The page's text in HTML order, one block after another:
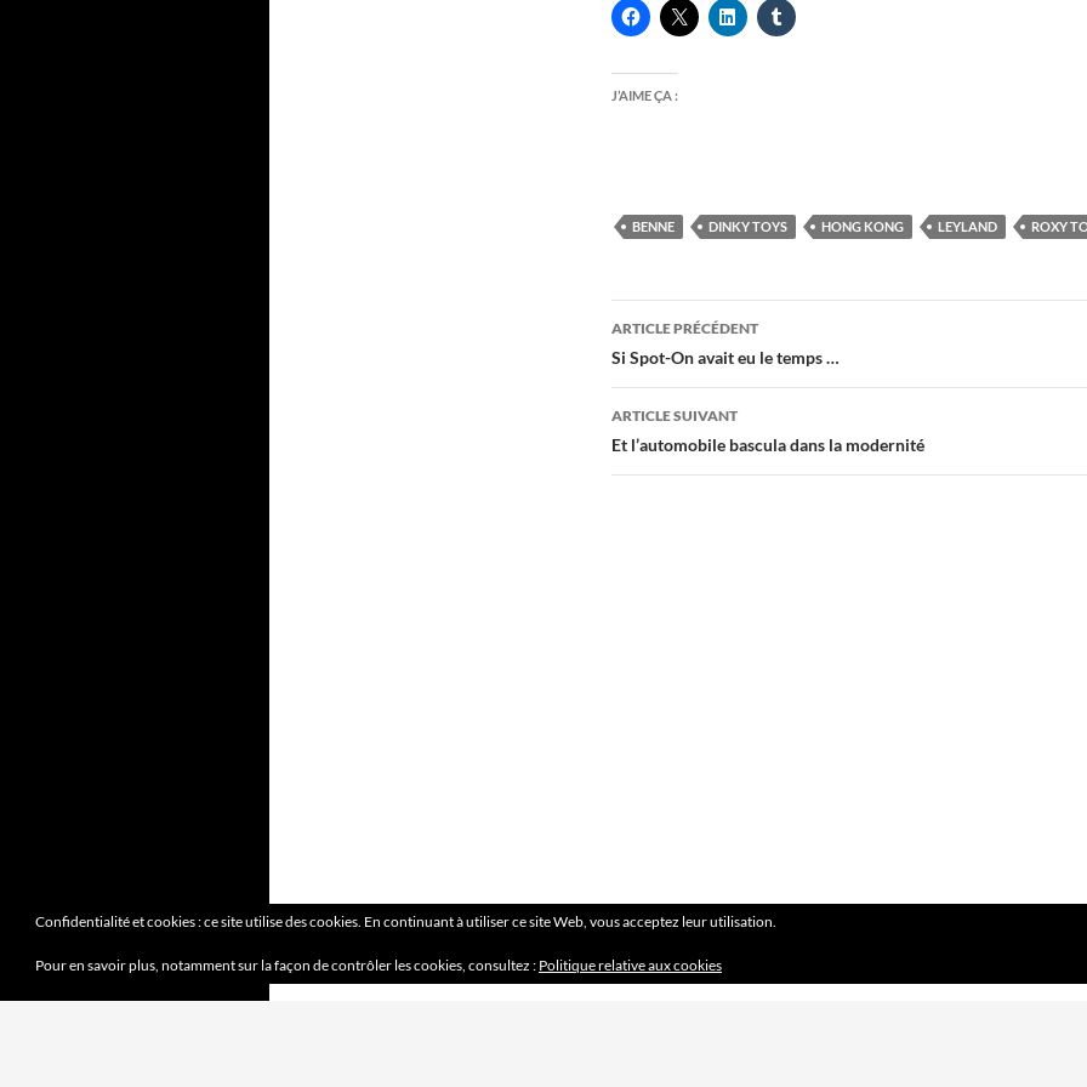
J’AIME ÇA :
BENNE DINKY TOYS HONG KONG LEYLAND ROXY
Navigation
des
articles
ARTICLE PRÉCÉDENT
Si Spot-On avait eu le temps …
ARTICLE SUIVANT
Et l’automobile bascula dans la modernité
Confidentialité et cookies : ce site utilise des cookies. En continuant à utiliser ce site Web, vous acceptez leur utilisation.
Pour en savoir plus, notamment sur la façon de contrôler les cookies, consultez : Politique relative aux cookies